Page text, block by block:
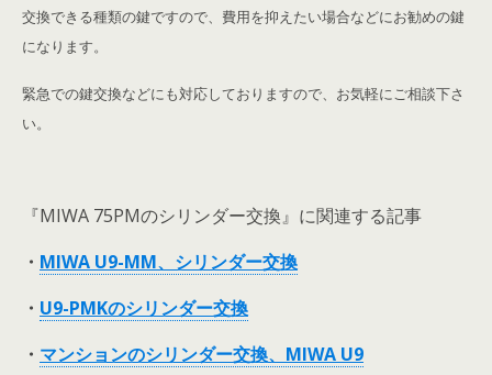
交換できる種類の鍵ですので、費用を抑えたい場合などにお勧めの鍵
になります。
緊急での鍵交換などにも対応しておりますので、お気軽にご相談下さ
い。
『MIWA 75PMのシリンダー交換』に関連する記事
・ MIWA U9-MM、シリンダー交換
・ U9-PMKのシリンダー交換
・ マンションのシリンダー交換、MIWA U9